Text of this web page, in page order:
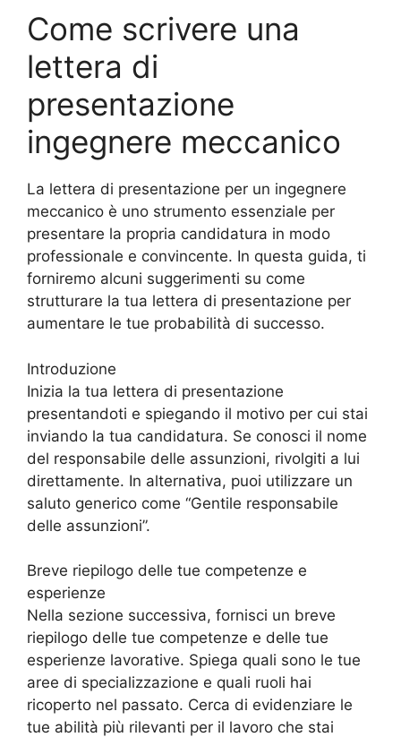
Come scrivere una
lettera di
presentazione
ingegnere meccanico
La lettera di presentazione per un ingegnere
meccanico è uno strumento essenziale per
presentare la propria candidatura in modo
professionale e convincente. In questa guida, ti
forniremo alcuni suggerimenti su come
strutturare la tua lettera di presentazione per
aumentare le tue probabilità di successo.
Introduzione
Inizia la tua lettera di presentazione
presentandoti e spiegando il motivo per cui stai
inviando la tua candidatura. Se conosci il nome
del responsabile delle assunzioni, rivolgiti a lui
direttamente. In alternativa, puoi utilizzare un
saluto generico come “Gentile responsabile
delle assunzioni”.
Breve riepilogo delle tue competenze e
esperienze
Nella sezione successiva, fornisci un breve
riepilogo delle tue competenze e delle tue
esperienze lavorative. Spiega quali sono le tue
aree di specializzazione e quali ruoli hai
ricoperto nel passato. Cerca di evidenziare le
tue abilità più rilevanti per il lavoro che stai